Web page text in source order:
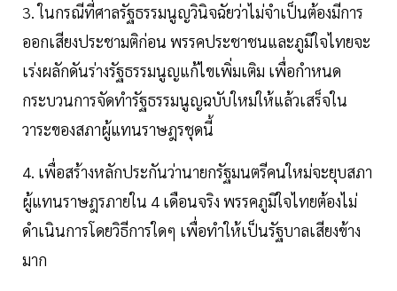
3. ในกรณีที่ศาลรัฐธรรมนูญวินิจฉัยว่าไม่จำเป็นต้องมีการ
ออกเสียงประชามติก่อน พรรคประชาชนและภูมิใจไทยจะ
เร่งผลักดันร่างรัฐธรรมนูญแก้ไขเพิ่มเติม เพื่อกำหนด
กระบวนการจัดทำรัฐธรรมนูญฉบับใหม่ให้แล้วเสร็จใน
วาระของสภาผู้แทนราษฎรชุดนี้
4. เพื่อสร้างหลักประกันว่านายกรัฐมนตรีคนใหม่จะยุบสภา
ผู้แทนราษฎรภายใน 4 เดือนจริง พรรคภูมิใจไทยต้องไม่
ดำเนินการโดยวิธีการใดๆ เพื่อทำให้เป็นรัฐบาลเสียงข้าง
มาก